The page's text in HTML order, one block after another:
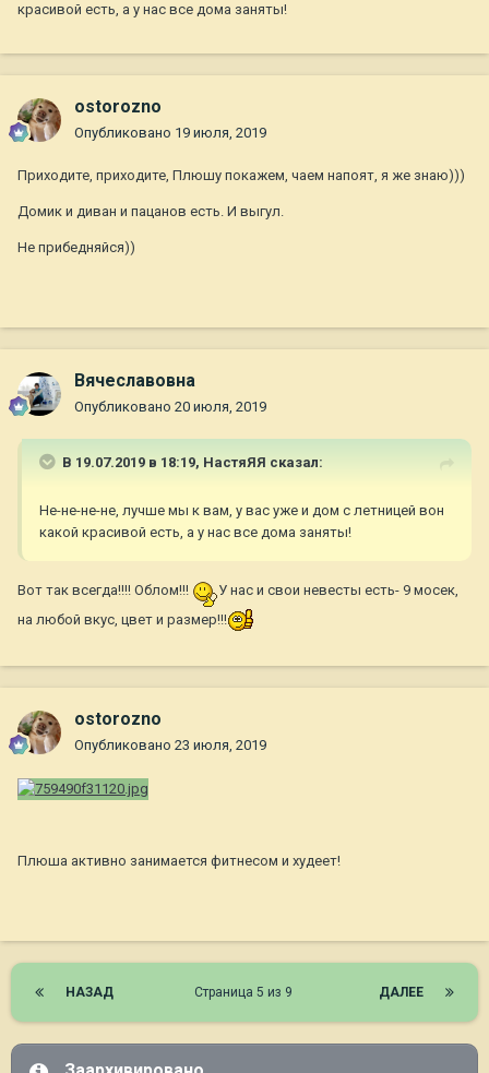
красивой есть, а у нас все дома заняты!
ostorozno
Опубликовано 19 июля, 2019
Приходите, приходите, Плюшу покажем, чаем напоят, я же знаю)))
Домик и диван и пацанов есть. И выгул.
Не прибедняйся))
Вячеславовна
Опубликовано 20 июля, 2019
В 19.07.2019 в 18:19, НастяЯЯ сказал:
Не-не-не-не, лучше мы к вам, у вас уже и дом с летницей вон
какой красивой есть, а у нас все дома заняты!
Вот так всегда!!!! Облом!!!
У нас и свои невесты есть- 9 мосек,
на любой вкус, цвет и размер!!!
ostorozno
Опубликовано 23 июля, 2019
Плюша активно занимается фитнесом и худеет!
НАЗАД ДАЛЕЕ
Страница 5 из 9